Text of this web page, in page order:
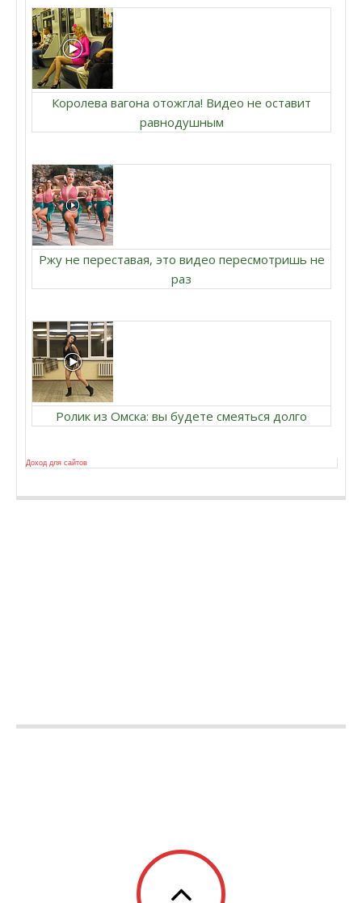
Королева вагона отожгла! Видео не оставит
равнодушным
Ржу не переставая, это видео пересмотришь не
раз
Ролик из Омска: вы будете смеяться долго
Доход для сайтов